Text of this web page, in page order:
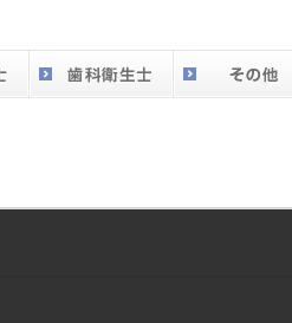
DO vol.26 掲載ペー
71